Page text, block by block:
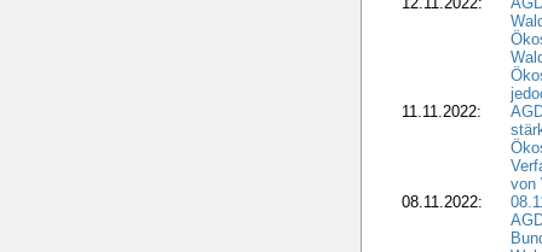
11.11.2022:
von
08.11.2022: